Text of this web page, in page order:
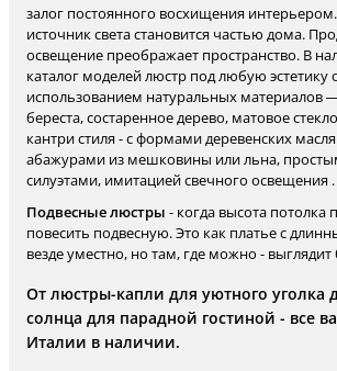
залог постоянного восхищения
источник света становится частью дома.
освещение преображает пространство. В
каталог моделей люстр под любую эстетику
использованием натуральных материалов
береста, состаренное дерево, матовое
кантри стиля - с формами деревенских
абажурами из мешковины или льна,
силуэтами, имитацией свечного освещения .
Подвесные люстры - когда высота потолка
повесить подвесную. Это как платье с
везде уместно, но там, где можно -
От люстры-капли для уютного уголка
солнца для парадной гостиной - все
Италии в наличии.